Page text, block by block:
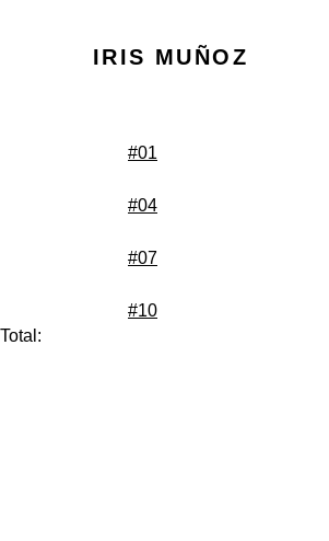
IRIS MUÑOZ
#01
#04
#07
#10
Total: